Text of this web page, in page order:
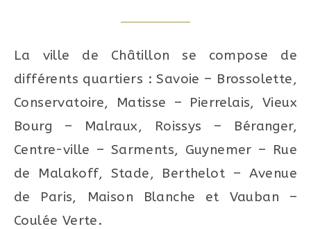
La ville de Châtillon se compose de
différents quartiers : Savoie – Brossolette,
Conservatoire, Matisse – Pierrelais, Vieux
Bourg – Malraux, Roissys – Béranger,
Centre-ville – Sarments, Guynemer – Rue
de Malakoff, Stade, Berthelot – Avenue
de Paris, Maison Blanche et Vauban –
Coulée Verte.